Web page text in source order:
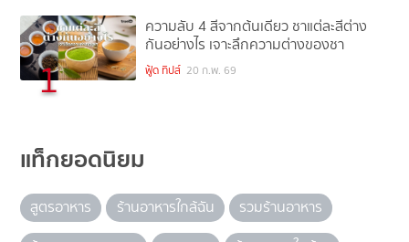
1
ความลับ 4 สีจากต้นเดียว ชาแต่ละสีต่าง
กันอย่างไร เจาะลึกความต่างของชา
ฟู้ด ทิปส์ 20 ก.พ. 69
แท็กยอดนิยม
สูตรอาหาร ร้านอาหารใกล้ฉัน
รวมร้านอาหาร